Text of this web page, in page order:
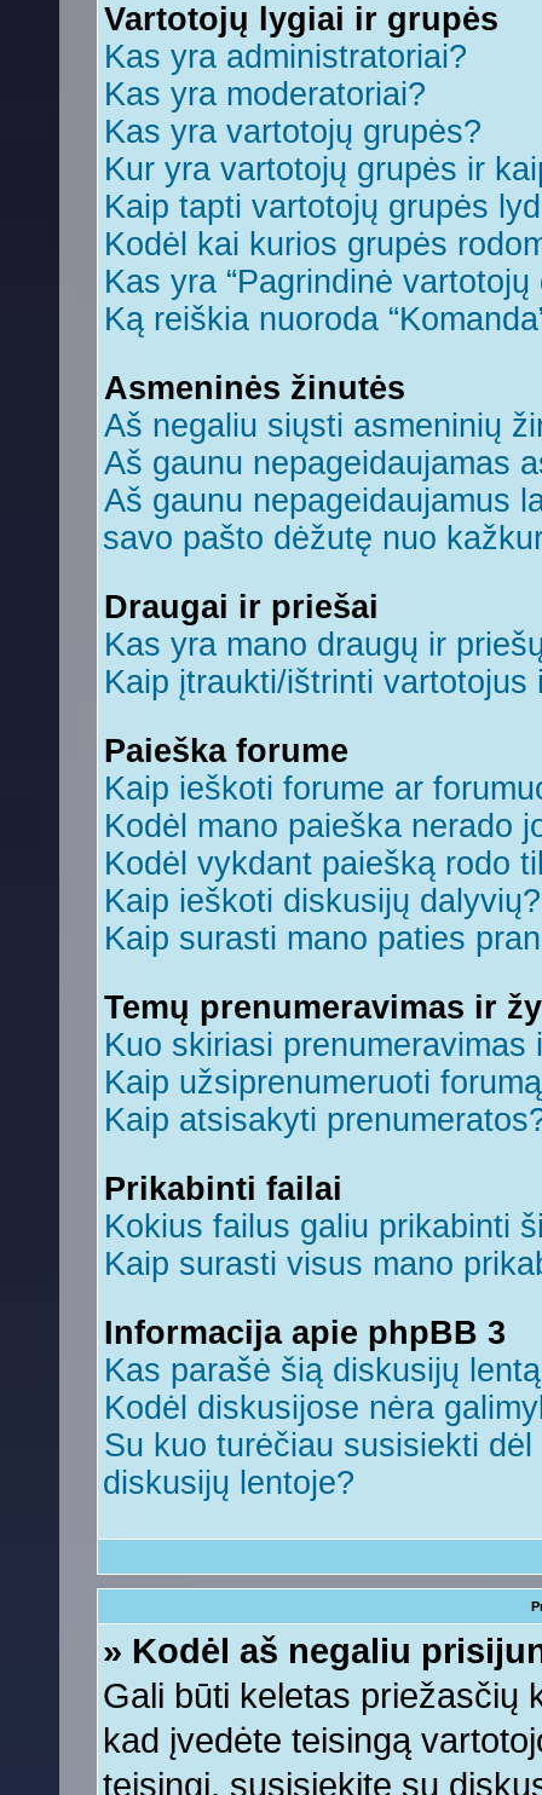
Vartotojų lygiai ir grupės
Kas yra administratoriai?
Kas yra moderatoriai?
Kas yra vartotojų grupės?
Kur yra vartotojų grupės ir
Kaip tapti vartotojų grupės
Kodėl kai kurios grupės
Kas yra “Pagrindinė vartotojų
Ką reiškia nuoroda
Asmeninės žinutės
Aš negaliu siųsti asmeninių
Aš gaunu nepageidaujamas
Aš gaunu nepageidaujamus
savo pašto dėžutę nuo
Draugai ir priešai
Kas yra mano draugų ir
Kaip įtraukti/ištrinti
Paieška forume
Kaip ieškoti forume ar
Kodėl mano paieška nerado
Kodėl vykdant paiešką rodo
Kaip ieškoti diskusijų dalyvių?
Kaip surasti mano paties
Temų prenumeravimas ir
Kuo skiriasi prenumeravimas
Kaip užsiprenumeruoti
Kaip atsisakyti
Prikabinti failai
Kokius failus galiu prikabinti
Kaip surasti visus mano
Informacija apie phpBB 3
Kas parašė šią diskusijų
Kodėl diskusijose nėra
Su kuo turėčiau susisiekti
diskusijų lentoje?
» Kodėl aš negaliu
Gali būti keletas priežasčių
kad įvedėte teisingą
teisingi, susisiekite su